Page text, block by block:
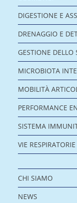
DIGESTIONE E
DRENAGGIO E
GESTIONE DELLO
MICROBIOTA
MOBILITÀ
PERFORMANCE
SISTEMA
VIE RESPIRATORIE
CHI SIAMO
NEWS